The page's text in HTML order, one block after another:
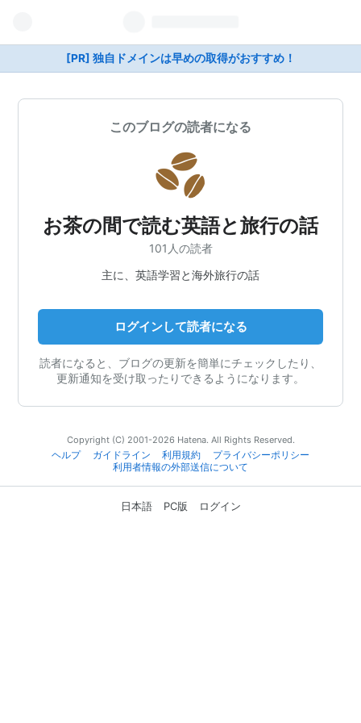
[PR] 独自ドメインは早めの取得がおすすめ！
このブログの読者になる
お茶の間で読む英語と旅行の話
101人の読者
主に、英語学習と海外旅行の話
ログインして読者になる
読者になると、ブログの更新を簡単にチェックしたり、
更新通知を受け取ったりできるようになります。
Copyright (C) 2001-2026 Hatena. All Rights Reserved.
ヘルプ
ガイドライン 利用規約
プライバシーポリシー
利用者情報の外部送信について
日本語 PC版 ログイン